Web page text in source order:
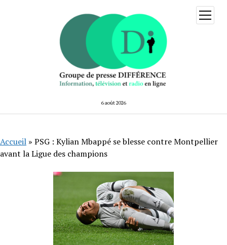
6 août 2026
ouvrir
menu
Accueil » PSG : Kylian Mbappé se blesse contre Montpellier
avant la Ligue des champions